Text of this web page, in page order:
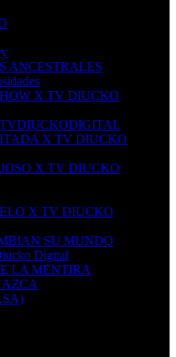
ANCESTRALES
X TV DIUCKO
X TV DIUCKO
X TV DIUCKO
X TV DIUCKO
SU MUNDO
Digital
LA MENTIRA